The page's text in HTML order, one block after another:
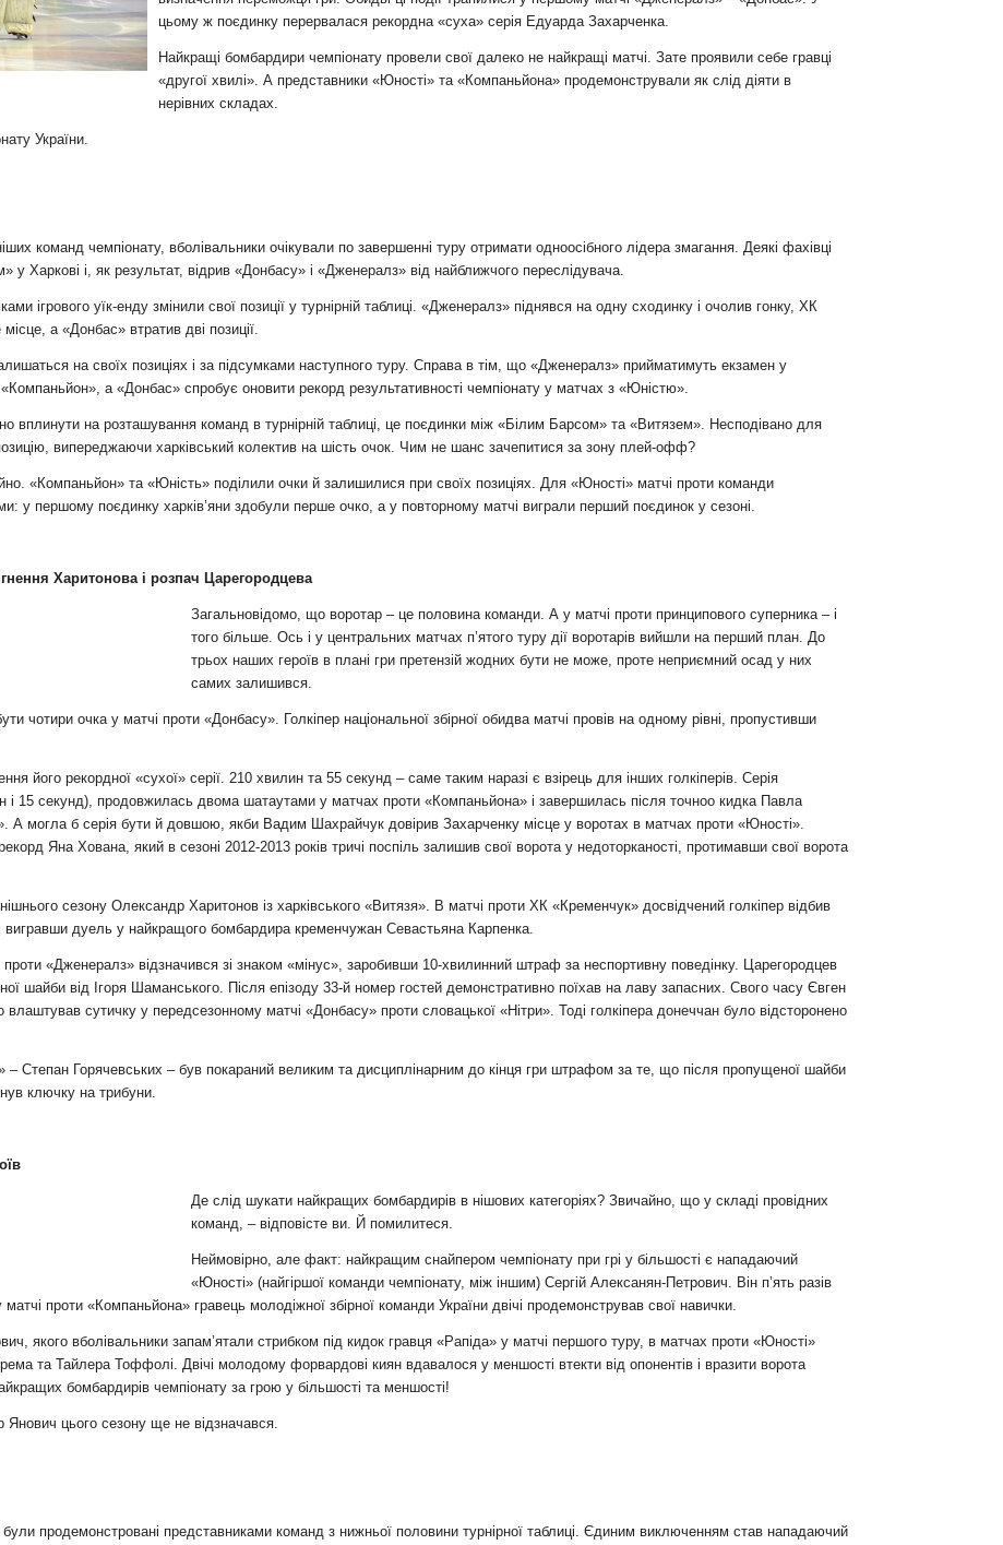
цьому ж поєдинку перервалася рекордна «суха» серія Едуарда Захарченка.
Найкращі бомбардири чемпіонату провели свої далеко не найкращі матчі. Зате проявили себе гравці
«другої хвилі». А представники «Юності» та «Компаньйона» продемонстрували як слід діяти в
нерівних складах.
України.
команд чемпіонату, вболівальники очікували по завершенні туру отримати одноосібного лідера змагання. Деякі фахівці
у Харкові і, як результат, відрив «Донбасу» і «Дженералз» від найближчого переслідувача.
ігрового уїк-енду змінили свої позиції у турнірній таблиці. «Дженералз» піднявся на одну сходинку і очолив гонку, ХК
а «Донбас» втратив дві позиції.
на своїх позиціях і за підсумками наступного туру. Справа в тім, що «Дженералз» прийматимуть екзамен у
а «Донбас» спробує оновити рекорд результативності чемпіонату у матчах з «Юністю».
вплинути на розташування команд в турнірній таблиці, це поєдинки між «Білим Барсом» та «Витязем». Несподівано для
випереджаючи харківський колектив на шість очок. Чим не шанс зачепитися за зону плей-офф?
«Компаньйон» та «Юність» поділили очки й залишилися при своїх позиціях. Для «Юності» матчі проти команди
у першому поєдинку харків’яни здобули перше очко, а у повторному матчі виграли перший поєдинок у сезоні.
Харитонова і розпач Царегородцева
Загальновідомо, що воротар – це половина команди. А у матчі проти принципового суперника – і
того більше. Ось і у центральних матчах п’ятого туру дії воротарів вийшли на перший план. До
трьох наших героїв в плані гри претензій жодних бути не може, проте неприємний осад у них
самих залишився.
чотири очка у матчі проти «Донбасу». Голкіпер національної збірної обидва матчі провів на одному рівні, пропустивши
його рекордної «сухої» серії. 210 хвилин та 55 секунд – саме таким наразі є взірець для інших голкіперів. Серія
і 15 секунд), продовжилась двома шатаутами у матчах проти «Компаньйона» і завершилась після точноо кидка Павла
А могла б серія бути й довшою, якби Вадим Шахрайчук довірив Захарченку місце у воротах в матчах проти «Юності».
Яна Хована, який в сезоні 2012-2013 років тричі поспіль залишив свої ворота у недоторканості, протимавши свої ворота
сезону Олександр Харитонов із харківського «Витязя». В матчі проти ХК «Кременчук» досвідчений голкіпер відбив
вигравши дуель у найкращого бомбардира кременчужан Севастьяна Карпенка.
«Дженералз» відзначився зі знаком «мінус», заробивши 10-хвилинний штраф за неспортивну поведінку. Царегородцев
шайби від Ігоря Шаманського. Після епізоду 33-й номер гостей демонстративно поїхав на лаву запасних. Свого часу Євген
сутичку у передсезонному матчі «Донбасу» проти словацької «Нітри». Тоді голкіпера донеччан було відсторонено
– Степан Горячевських – був покараний великим та дисциплінарним до кінця гри штрафом за те, що після пропущеної шайби
ключку на трибуни.
Де слід шукати найкращих бомбардирів в нішових категоріях? Звичайно, що у складі провідних
команд, – відповісте ви. Й помилитеся.
Неймовірно, але факт: найкращим снайпером чемпіонату при грі у більшості є нападаючий
«Юності» (найгіршої команди чемпіонату, між іншим) Сергій Алексанян-Петрович. Він п’ять разів
проти «Компаньйона» гравець молодіжної збірної команди України двічі продемонстрував свої навички.
якого вболівальники запам’ятали стрибком під кидок гравця «Рапіда» у матчі першого туру, в матчах проти «Юності»
та Тайлера Тоффолі. Двічі молодому форвардові киян вдавалося у меншості втекти від опонентів і вразити ворота
бомбардирів чемпіонату за грою у більшості та меншості!
Янович цього сезону ще не відзначався.
були продемонстровані представниками команд з нижньої половини турнірної таблиці. Єдиним виключенням став нападаючий